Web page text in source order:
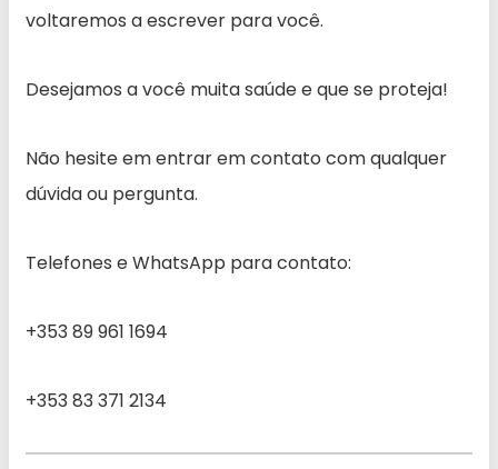
voltaremos a escrever para você.
Desejamos a você muita saúde e que se proteja!
Não hesite em entrar em contato com qualquer
dúvida ou pergunta.
Telefones e WhatsApp para contato:
+353 89 961 1694
+353 83 371 2134